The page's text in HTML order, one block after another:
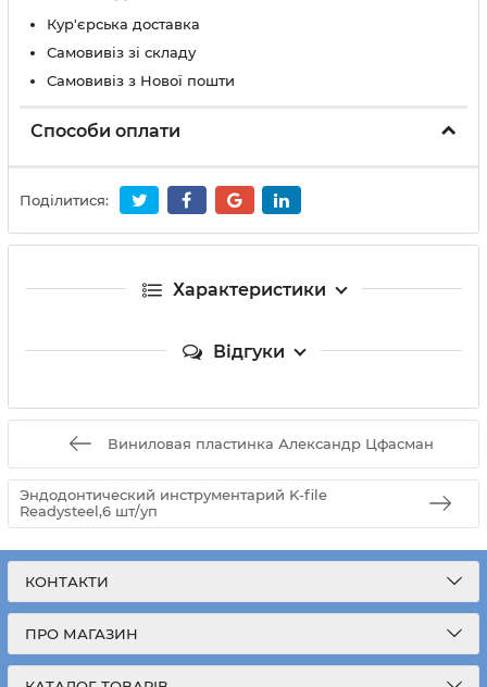
Кур'єрська доставка
Самовивіз зі складу
Самовивіз з Нової пошти
Способи оплати
Поділитися:
Характеристики
Відгуки
Виниловая пластинка Александр Цфасман
Эндодонтический инструментарий K-file
Readysteel,6 шт/уп
КОНТАКТИ
ПРО МАГАЗИН